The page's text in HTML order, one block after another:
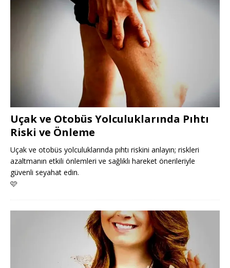
Uçak ve Otobüs Yolculuklarında Pıhtı
Riski ve Önleme
Uçak ve otobüs yolculuklarında pıhtı riskini anlayın; riskleri
azaltmanın etkili önlemleri ve sağlıklı hareket önerileriyle
güvenli seyahat edin.
🩷